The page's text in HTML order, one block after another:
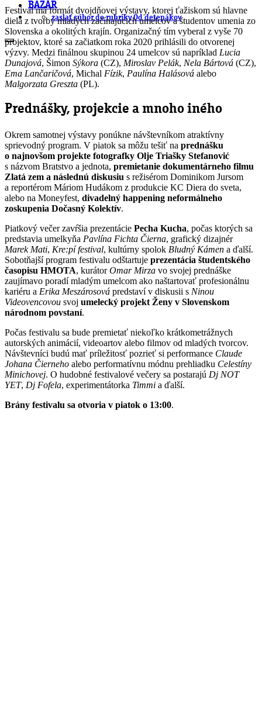
BAZÁR
zaslať súbor do rubriky Od detepákov
Festival má formát dvojdňovej výstavy, ktorej ťažiskom sú hlavne
diela z tvorby mladých začínajúcich umelcov a študentov umenia zo
Slovenska a okolitých krajín. Organizačný tím vyberal z vyše 70
projektov, ktoré sa začiatkom roka 2020 prihlásili do otvorenej
výzvy. Medzi finálnou skupinou 24 umelcov sú napríklad Lucia
Dunajová, Šimon Sýkora (CZ), Miroslav Pelák, Nela Bártová (CZ),
Ema Lančaričová, Michal Fízik, Paulína Halásová alebo
Malgorzata Greszta (PL).
Prednášky, projekcie a mnoho iného
Okrem samotnej výstavy ponúkne návštevníkom atraktívny
sprievodný program. V piatok sa môžu tešiť na prednášku
o najnovšom projekte fotografky Olje Triašky Stefanović
s názvom Bratstvo a jednota, premietanie dokumentárneho filmu
Zlatá zem a následnú diskusiu s režisérom Dominikom Jursom
a reportérom Máriom Hudákom z produkcie KC Diera do sveta,
alebo na Moneyfest, divadelný happening neformálneho
zoskupenia Dočasný Kolektív.
Piatkový večer zavŕšia prezentácie Pecha Kucha, počas ktorých sa
predstavia umelkyňa Pavlína Fichta Čierna, grafický dizajnér
Marek Mati, Kre:pí festival, kultúrny spolok Bludný Kámen a ďalší.
Sobotňajší program festivalu odštartuje prezentácia študentského
časopisu HMOTA, kurátorOmar Mirza vo svojej prednáške
zaujímavo poradí mladým umelcom ako naštartovať profesionálnu
kariéru a Erika Meszárosová predstaví v diskusii s Ninou
Videovencovou svoj umelecký projekt Ženy v Slovenskom
národnom povstaní.
Počas festivalu sa bude premietať niekoľko krátkometrážnych
autorských animácií, videoartov alebo filmov od mladých tvorcov.
Návštevníci budú mať príležitosť pozrieť si performance Claude
Johana Čierneho alebo performatívnu módnu prehliadku Celestíny
Minichovej. O hudobné festivalové večery sa postarajú Dj NOT
YET, Dj Fofela, experimentátorka Timmi a ďalší.
Brány festivalu sa otvoria v piatok o 13:00.